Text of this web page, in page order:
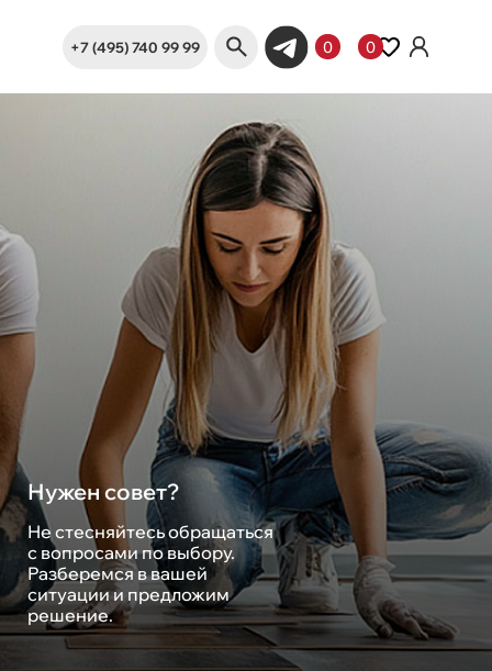
+7 (495) 740 99 99 0 0
Нужен совет?
Не стесняйтесь обращаться
с вопросами по выбору.
Разберемся в вашей
ситуации и предложим
решение.